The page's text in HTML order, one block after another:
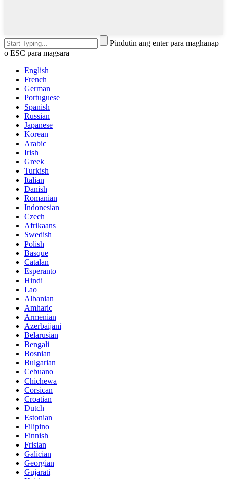
Pindutin ang enter para maghanap
o ESC para magsara
English
French
German
Portuguese
Spanish
Russian
Japanese
Korean
Arabic
Irish
Greek
Turkish
Italian
Danish
Romanian
Indonesian
Czech
Afrikaans
Swedish
Polish
Basque
Catalan
Esperanto
Hindi
Lao
Albanian
Amharic
Armenian
Azerbaijani
Belarusian
Bengali
Bosnian
Bulgarian
Cebuano
Chichewa
Corsican
Croatian
Dutch
Estonian
Filipino
Finnish
Frisian
Galician
Georgian
Gujarati